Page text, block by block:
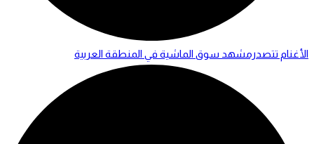
الأغنام تتصدرمشهد سوق الماشية في المنطقة العربية